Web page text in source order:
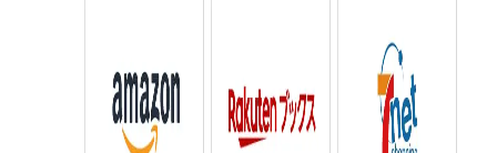
判型： B6判変型